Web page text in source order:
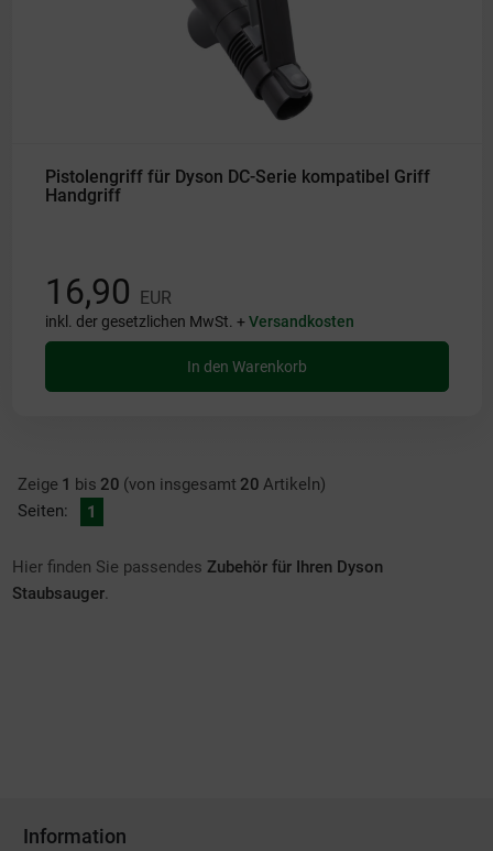
Pistolengriff für Dyson DC-Serie kompatibel Griff
Handgriff
16,90 EUR
inkl. der gesetzlichen MwSt. +Versandkosten
In den Warenkorb
Zeige 1 bis 20 (von insgesamt 20 Artikeln)
Seiten:
1
Hier finden Sie passendes Zubehör für Ihren Dyson
Staubsauger.
Information